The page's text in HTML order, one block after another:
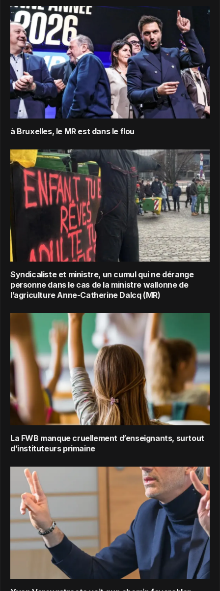
à Bruxelles, le MR est dans le flou
Syndicaliste et ministre, un cumul qui ne dérange
personne dans le cas de la ministre wallonne de
l’agriculture Anne-Catherine Dalcq (MR)
La FWB manque cruellement d’enseignants, surtout
d’instituteurs primaine